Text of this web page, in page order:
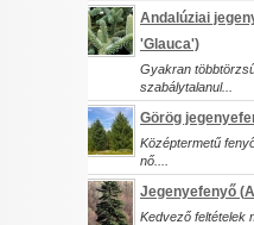
Data Deletion
Andalúziai
'Glauca')
Gyakran
szabálytalanul...
Görög
Középtermetű
nő....
Jegenyefenyő (
Kedvező feltételek